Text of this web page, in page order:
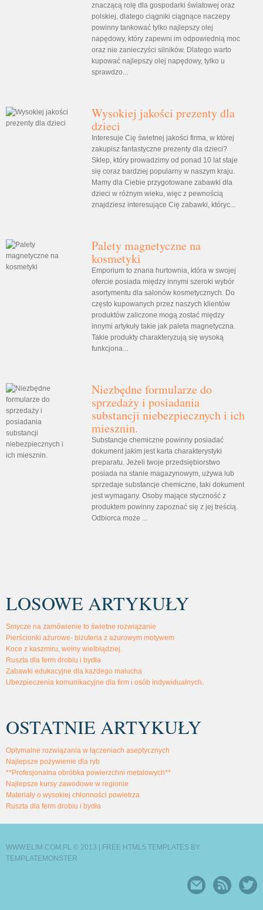
znaczącą rolę dla gospodarki światowej oraz
polskiej, dlatego ciągniki ciągnące naczepy
powinny tankować tylko najlepszy olej
napędowy, który zapewni im odpowiednią moc
oraz nie zanieczyści silników. Dlatego warto
kupować najlepszy olej napędowy, tylko u
sprawdzo...
Wysokiej jakości prezenty dla
dzieci
Interesuje Cię świetnej jakości firma, w której
zakupisz fantastyczne prezenty dla dzieci?
Sklep, który prowadzimy od ponad 10 lat staje
się coraz bardziej popularny w naszym kraju.
Mamy dla Ciebie przygotowane zabawki dla
dzieci w różnym wieku, więc z pewnością
znajdziesz interesujące Cię zabawki, któryc...
Palety magnetyczne na
kosmetyki
Emporium to znana hurtownia, która w swojej
ofercie posiada między innymi szeroki wybór
asortymentu dla salonów kosmetycznych. Do
często kupowanych przez naszych klientów
produktów zaliczone mogą zostać między
innymi artykuły takie jak paleta magnetyczna.
Takie produkty charakteryzują się wysoką
funkcjona...
Niezbędne formularze do
sprzedaży i posiadania
substancji niebezpiecznych i ich
miesznin.
Substancje chemiczne powinny posiadać
dokument jakim jest karta charakterystyki
preparatu. Jeżeli twoje przedsiębiorstwo
posiada na stanie magazynowym, używa lub
sprzedaje substancje chemiczne, taki dokument
jest wymagany. Osoby mające styczność z
produktem powinny zapoznać się z jej treścią.
Odbiorca może ...
LOSOWE ARTYKUŁY
Smycze na zamówienie to świetne rozwiązanie
Pierścionki ażurowe- biżuteria z ażurowym motywem
Koce z kaszmiru, wełny wielbłądziej.
Ruszta dla ferm drobiu i bydła
Zabawki edukacyjne dla każdego malucha
Ubezpieczenia komunikacyjne dla firm i osób indywidualnych.
OSTATNIE ARTYKUŁY
Optymalne rozwiązania w łączeniach aseptycznych
Najlepsze pożywienie dla ryb
**Profesjonalna obróbka powierzchni metalowych**
Najlepsze kursy zawodowe w regionie
Materiały o wysokiej chłonności powietrza
Ruszta dla ferm drobiu i bydła
WWW.ELIM.COM.PL © 2013 | FREE HTML5 TEMPLATES BY
TEMPLATEMONSTER